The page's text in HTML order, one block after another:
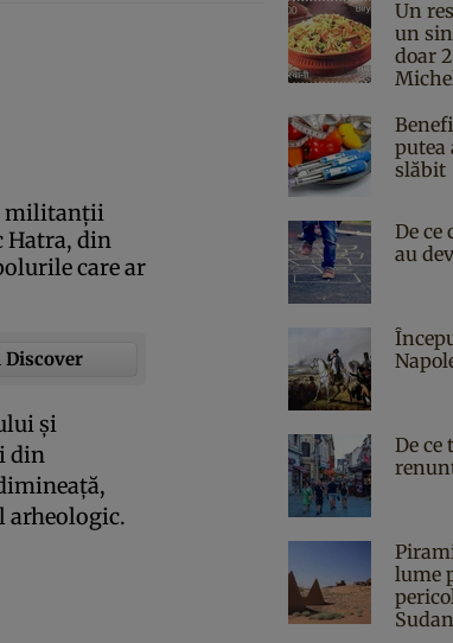
militanţii
Hatra, din
care ar
Discover
şi
din
arheologic.
Un
un
doar
putea
slăbit
De ce
au
De
lume
Sudan